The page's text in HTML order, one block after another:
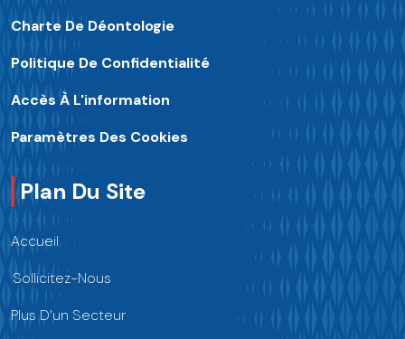
Charte De Déontologie
Politique De Confidentialité
Accès À L'information
Paramètres Des Cookies
Plan Du Site
Accueil
Sollicitez-Nous
Plus D’un Secteur